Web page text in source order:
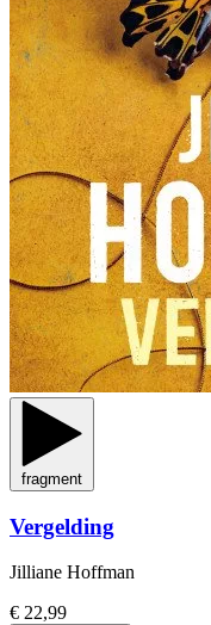
fragment
Vergelding
Jilliane Hoffman
€ 22,99